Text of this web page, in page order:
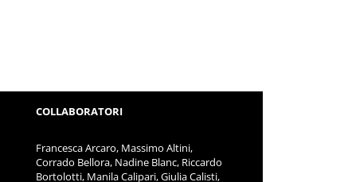
COLLABORATORI
Francesca Arcaro, Massimo Altini,
Corrado Bellora, Nadine Blanc, Riccardo
Bortolotti, Manila Calipari, Giulia Calisti,